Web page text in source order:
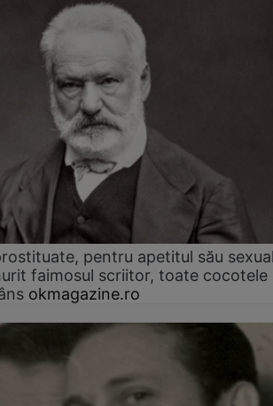
pentru apetitul său
faimosul scriitor, toate cocotele
okmagazine.ro